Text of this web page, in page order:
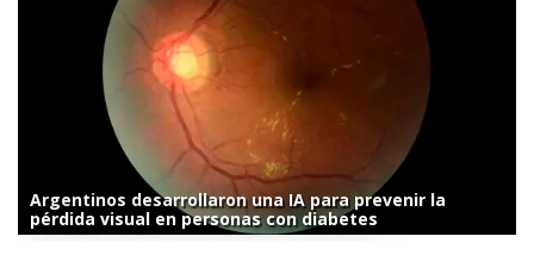
Argentinos desarrollaron una IA para prevenir la
pérdida visual en personas con diabetes